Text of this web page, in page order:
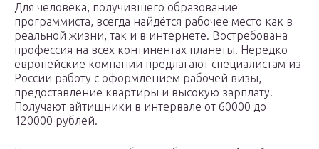
Для человека, получившего образование
программиста, всегда найдётся рабочее место как в
реальной жизни, так и в интернете. Востребована
профессия на всех континентах планеты. Нередко
европейские компании предлагают специалистам из
России работу с оформлением рабочей визы,
предоставление квартиры и высокую зарплату.
Получают айтишники в интервале от 60000 до
120000 рублей.